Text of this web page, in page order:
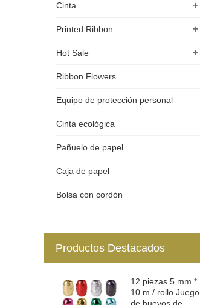
+
Cinta
+
Printed Ribbon
+
Hot Sale
Ribbon Flowers
Equipo de protección personal
Cinta ecológica
Pañuelo de papel
Caja de papel
Bolsa con cordón
Productos Destacados
12 piezas 5 mm *
10 m / rollo Juego
de huevos de